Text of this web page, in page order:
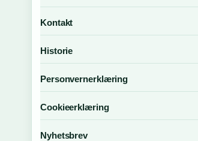
Kontakt
Historie
Personvernerklæring
Cookieerklæring
Nyhetsbrev